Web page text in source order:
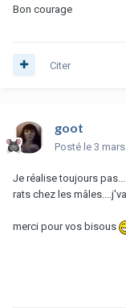
Bon courage
Citer
goot
Posté le 3
Je réalise toujours
rats chez les
merci pour vos bisous